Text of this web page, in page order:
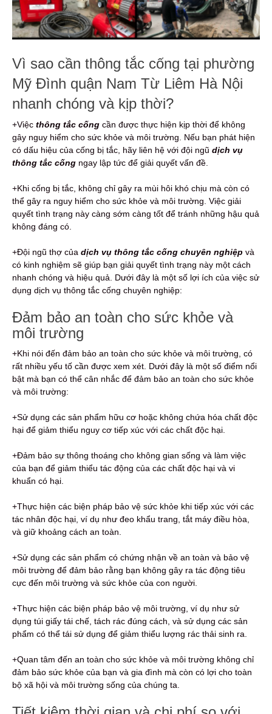
Vì sao cần thông tắc cống tại phường
Mỹ Đình quận Nam Từ Liêm Hà Nội
nhanh chóng và kịp thời?
+Việc thông tắc cống cần được thực hiện kịp thời để không
gây nguy hiểm cho sức khỏe và môi trường. Nếu bạn phát hiện
có dấu hiệu của cống bị tắc, hãy liên hệ với đội ngũ dịch vụ
thông tắc cống ngay lập tức để giải quyết vấn đề.
+Khi cống bị tắc, không chỉ gây ra mùi hôi khó chịu mà còn có
thể gây ra nguy hiểm cho sức khỏe và môi trường. Việc giải
quyết tình trạng này càng sớm càng tốt để tránh những hậu quả
không đáng có.
+Đội ngũ thợ của dịch vụ thông tắc cống chuyên nghiệp và
có kinh nghiệm sẽ giúp bạn giải quyết tình trạng này một cách
nhanh chóng và hiệu quả. Dưới đây là một số lợi ích của việc sử
dụng dịch vụ thông tắc cống chuyên nghiệp:
Đảm bảo an toàn cho sức khỏe và
môi trường
+Khi nói đến đảm bảo an toàn cho sức khỏe và môi trường, có
rất nhiều yếu tố cần được xem xét. Dưới đây là một số điểm nổi
bật mà bạn có thể cân nhắc để đảm bảo an toàn cho sức khỏe
và môi trường:
+Sử dụng các sản phẩm hữu cơ hoặc không chứa hóa chất độc
hại để giảm thiểu nguy cơ tiếp xúc với các chất độc hại.
+Đảm bảo sự thông thoáng cho không gian sống và làm việc
của bạn để giảm thiểu tác động của các chất độc hại và vi
khuẩn có hại.
+Thực hiện các biện pháp bảo vệ sức khỏe khi tiếp xúc với các
tác nhân độc hại, ví dụ như đeo khẩu trang, tắt máy điều hòa,
và giữ khoảng cách an toàn.
+Sử dụng các sản phẩm có chứng nhận về an toàn và bảo vệ
môi trường để đảm bảo rằng bạn không gây ra tác động tiêu
cực đến môi trường và sức khỏe của con người.
+Thực hiện các biện pháp bảo vệ môi trường, ví dụ như sử
dụng túi giấy tái chế, tách rác đúng cách, và sử dụng các sản
phẩm có thể tái sử dụng để giảm thiểu lượng rác thải sinh ra.
+Quan tâm đến an toàn cho sức khỏe và môi trường không chỉ
đảm bảo sức khỏe của bạn và gia đình mà còn có lợi cho toàn
bộ xã hội và môi trường sống của chúng ta.